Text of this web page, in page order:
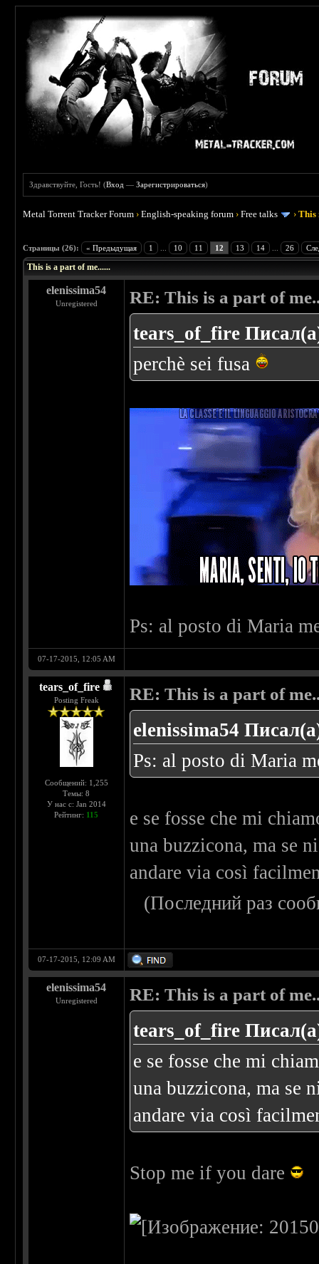
Здравствуйте, Гость! (Вход —Зарегистрироваться)
Metal Torrent Tracker Forum ›English-speaking forum ›Free talks ›This
Страницы (26): « Предыдущая 1 10 11 12 13 14 26
This is a part of me......
elenissima54
Unregistered RE: This is a part of
tears_of_fire
perchè sei fusa
Ps: al posto di Maria
07-17-2015, 12:05 AM
tears_of_fire
Posting Freak
Сообщений: 1,255
Темы: 8
У нас с: Jan 2014
Рейтинг: 115
RE: This is a part of
elenissima54
Ps: al posto di Maria
e se fosse che mi
una buzzicona, ma se
andare via così
(Последний раз
07-17-2015, 12:09 AM
elenissima54
Unregistered RE: This is a part of
tears_of_fire
e se fosse che mi
una buzzicona, ma se
andare via così
Stop me if you dare